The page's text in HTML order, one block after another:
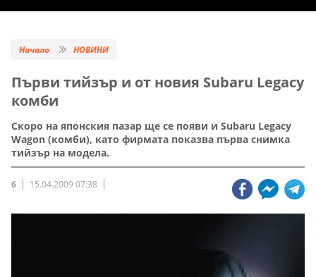
Начало НОВИНИ
Първи тийзър и от новия Subaru Legacy
комби
Скоро на японския пазар ще се появи и Subaru Legacy
Wagon (комби), като фирмата показва първа снимка
тийзър на модела.
6 15.04.2009 07:38